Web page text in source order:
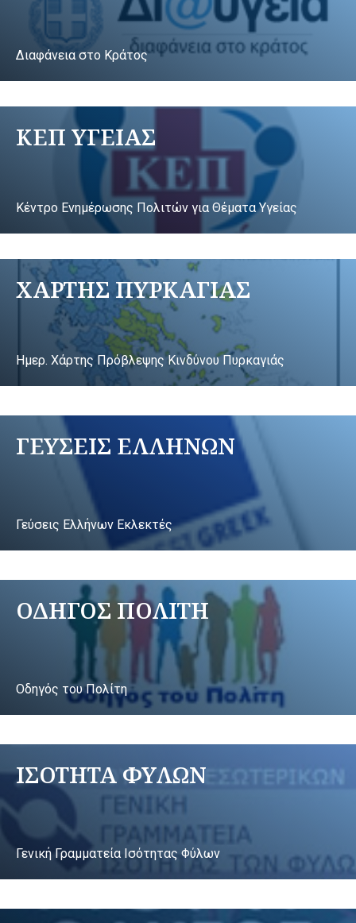
Διαφάνεια στο Κράτος
ΚΕΠ ΥΓΕΙΑΣ
Κέντρο Ενημέρωσης Πολιτών για Θέματα Υγείας
ΧΑΡΤΗΣ ΠΥΡΚΑΓΙΑΣ
Ημερ. Χάρτης Πρόβλεψης Κινδύνου Πυρκαγιάς
ΓΕΥΣΕΙΣ ΕΛΛΗΝΩΝ
Γεύσεις Ελλήνων Εκλεκτές
ΟΔΗΓΟΣ ΠΟΛΙΤΗ
Οδηγός του Πολίτη
ΙΣΟΤΗΤΑ ΦΥΛΩΝ
Γενική Γραμματεία Ισότητας Φύλων